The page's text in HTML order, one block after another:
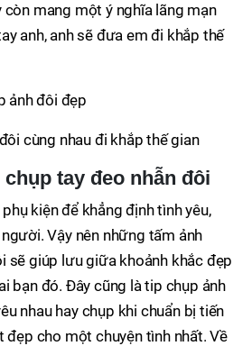
còn mang một ý nghĩa lãng mạn
anh, anh sẽ đưa em đi khắp thế
tay đeo nhẫn đôi
kiện để khẳng định tình yêu,
Vậy nên những tấm ảnh
sẽ giúp lưu giữa khoảnh khắc đẹp
bạn đó. Đây cũng là tip chụp ảnh
nhau hay chụp khi chuẩn bị tiến
đẹp cho một chuyện tình nhất. Về